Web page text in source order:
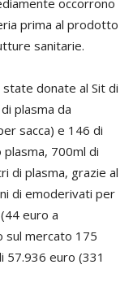
occorrono
prima al prodotto
sanitarie.
state donate al Sit di
plasma da
sacca) e 146 di
700ml di
di plasma, grazie al
di emoderivati per
euro a
sul mercato 175
57.936 euro (331